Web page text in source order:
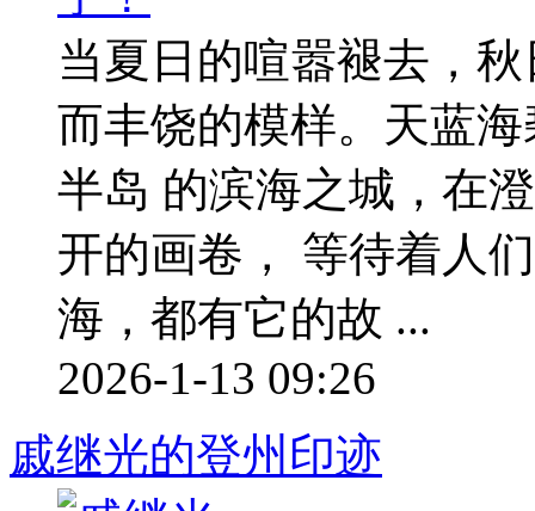
当夏日的喧嚣褪去，
而丰饶的模样。天蓝
半岛 的滨海之城，在
开的画卷， 等待着人
海，都有它的故 ...
2026-1-13 09:26
戚继光的登州印迹